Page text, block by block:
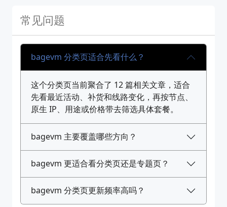
常见问题
bagevm 分类页适合先看什么？
这个分类页当前聚合了 12 篇相关文章，适合
先看最近活动、补货和线路变化，再按节点、
原生 IP、用途或价格带去筛选具体套餐。
bagevm 主要覆盖哪些方向？
bagevm 更适合看分类页还是专题页？
bagevm 分类页更新频率高吗？